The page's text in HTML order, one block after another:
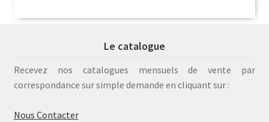
Le catalogue
Recevez nos catalogues mensuels de vente par
correspondance sur simple demande en cliquant sur :
Nous Contacter